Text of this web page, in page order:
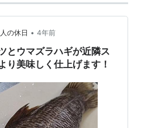
の休日 • 4年前
とウマズラハギが近隣ス
り美味しく仕上げます！